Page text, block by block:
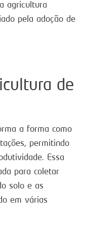
agricultura
pela adoção de
de
a forma como
permitindo
Essa
para coletar
solo e as
em várias